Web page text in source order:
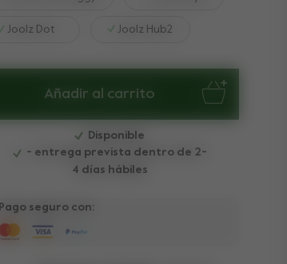
Joolz Dot Joolz Hub2
Añadir al carrito
Disponible
- entrega prevista dentro de 2-
4 días hábiles
Pago seguro con: